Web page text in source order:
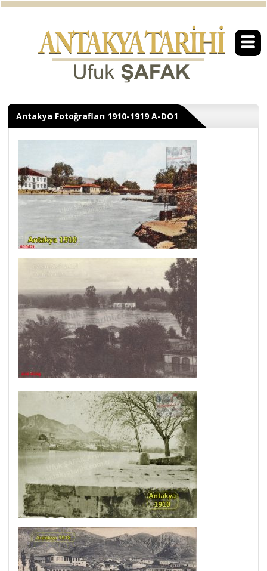
Antakya Fotoğrafları 1910-1919 A-DO1